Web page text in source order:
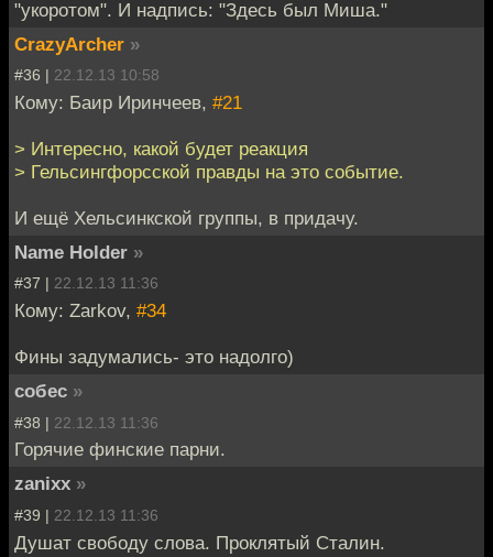
"укоротом". И надпись: "Здесь был Миша."
CrazyArcher »
#36 | 22.12.13 10:58
Кому: Баир Иринчеев, #21
> Интересно, какой будет реакция
> Гельсингфорсской правды на это событие.
И ещё Хельсинкской группы, в придачу.
Name Holder »
#37 | 22.12.13 11:36
Кому: Zarkov, #34
Фины задумались- это надолго)
собес »
#38 | 22.12.13 11:36
Горячие финские парни.
zanixx »
#39 | 22.12.13 11:36
Душат свободу слова. Проклятый Сталин.